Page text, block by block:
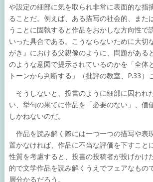
や設定の細部に気を取られ非常に表面的な指
ることだ。例えば、ある描写の社会的、また
うことに固執すると作品をおかしな方向性で
いった具合である。こうならないために大切
がき』における父親像のように、問題がある
のような意図で提示されているのかを「全体
トーンから判断する」（批評の教室、P.33）
そうしないと、投書のように細部に囚われ
い、挙句の果てに作品を「必要のない」、価
しかねないのだ。
作品を読み解く際には一つ一つの描写や表
置かなければ、作品に不当な評価を下すこと
性質を考慮すると、投書の投稿者が投げかけ
的で文学作品を読み解くうえでフェアなもの
層分かるだろう。